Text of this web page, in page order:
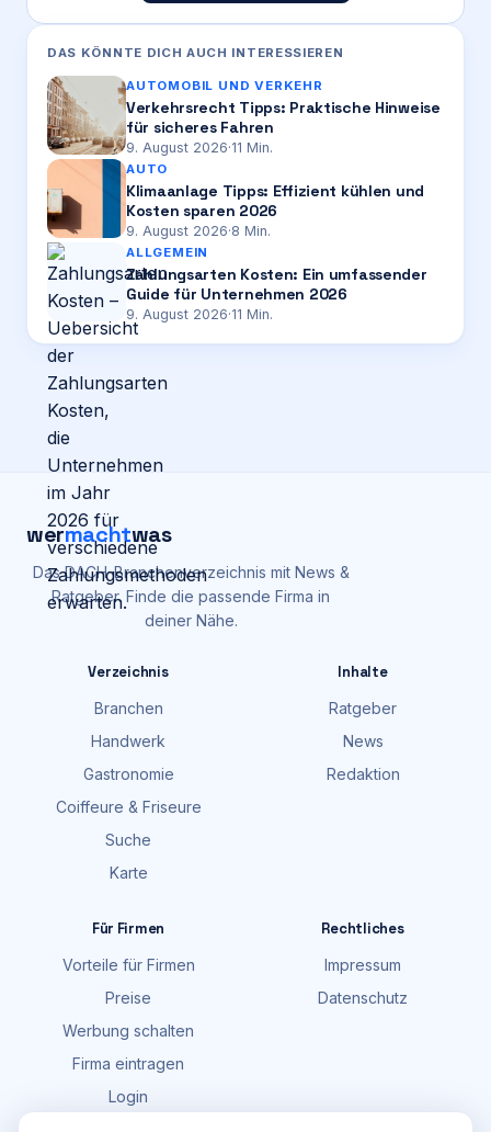
DAS KÖNNTE DICH AUCH INTERESSIEREN
AUTOMOBIL UND VERKEHR
Verkehrsrecht Tipps: Praktische Hinweise
für sicheres Fahren
9. August 2026·11 Min.
AUTO
Klimaanlage Tipps: Effizient kühlen und
Kosten sparen 2026
9. August 2026·8 Min.
ALLGEMEIN
Zahlungsarten Kosten: Ein umfassender
Guide für Unternehmen 2026
9. August 2026·11 Min.
wermachtwas
Das DACH-Branchenverzeichnis mit News &
Ratgeber. Finde die passende Firma in
deiner Nähe.
Verzeichnis
Branchen
Handwerk
Gastronomie
Coiffeure & Friseure
Suche
Karte
Inhalte
Ratgeber
News
Redaktion
Für Firmen
Vorteile für Firmen
Preise
Werbung schalten
Firma eintragen
Login
Rechtliches
Impressum
Datenschutz